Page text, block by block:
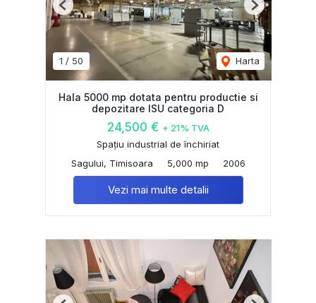
1 / 50 Harta
Previous Next
Hala 5000 mp dotata pentru productie si
depozitare ISU categoria D
24,500 € + 21% TVA
Spațiu industrial de închiriat
Sagului, Timisoara
5,000 mp 2006
Vezi mai multe detalii